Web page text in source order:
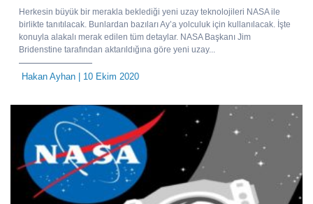
Herkesin büyük bir merakla beklediği yeni uzay teknolojileri NASA ile
birlikte tanıtılacak. Bunlardan bazıları Ay’a yolculuk için kullanılacak. İşte
konuyla alakalı merak edilen tüm detaylar. NASA Başkanı Jim
Bridenstine tarafından aktarıldığına göre yeni uzay...
Hakan Ayhan | 10 Ekim 2020